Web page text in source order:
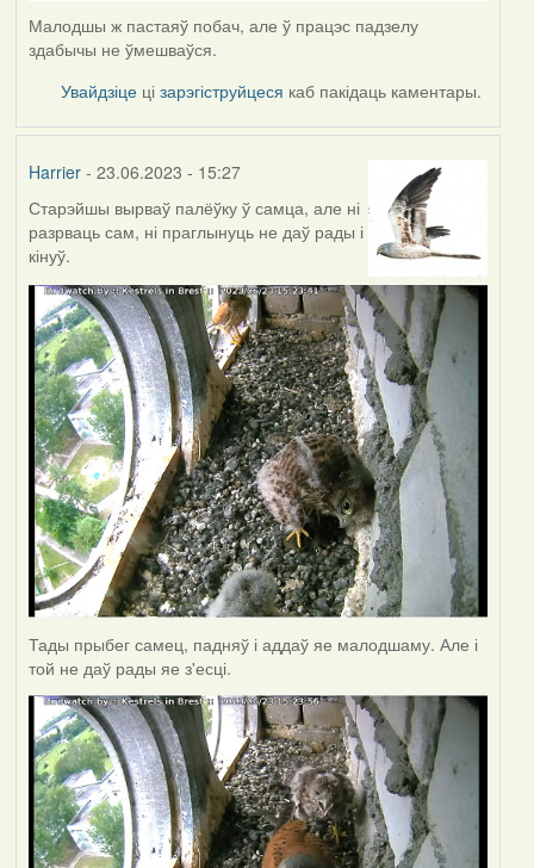
Малодшы ж пастаяў побач, але ў працэс падзелу
здабычы не ўмешваўся.
Увайдзіце цізарэгіструйцеся каб пакідаць каментары.
Harrier- 23.06.2023 - 15:27
Старэйшы вырваў палёўку ў самца, але ні
разрваць сам, ні праглынуць не даў рады і
кінуў.
Тады прыбег самец, падняў і аддаў яе малодшаму. Але і
той не даў рады яе з'есці.